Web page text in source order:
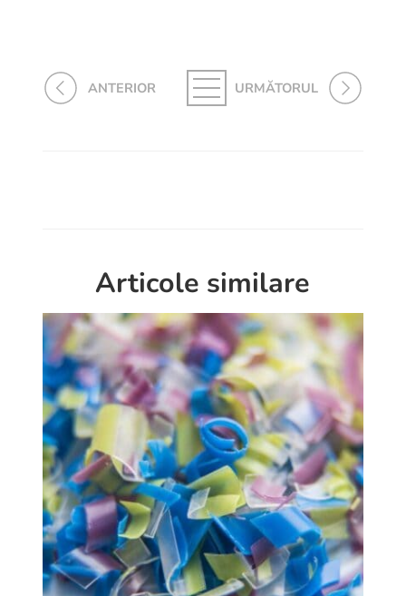
ANTERIOR URMĂTORUL
Articole similare